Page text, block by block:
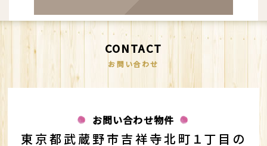
CONTACT
お問い合わせ
お問い合わせ物件
東京都武蔵野市吉祥寺北町１丁目の